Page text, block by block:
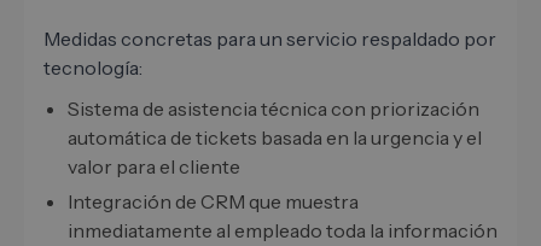
Medidas concretas para un servicio respaldado por
tecnología:
Sistema de asistencia técnica con priorización
automática de tickets basada en la urgencia y el
valor para el cliente
Integración de CRM que muestra
inmediatamente al empleado toda la información